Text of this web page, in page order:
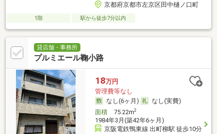
京都府京都市左京区田中樋ノ口町
1階 駅から徒歩7分以内
貸店舗・事務所
プルミエール鞠小路
18万円
管理費等なし
なし(6ヶ月)
なし(実費)
面積75.22m2
1984年3月(築42年6ヶ月)
京阪電鉄鴨東線 出町柳駅 徒歩10分